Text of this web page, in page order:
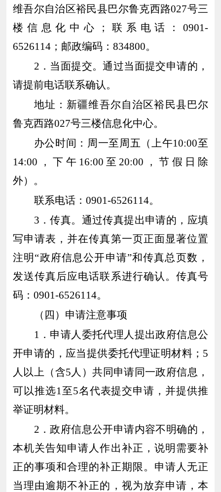
维吾尔自治区裕民县巴尔鲁克西路027号三
楼 信息化中心 ；联系电话： 0901-
6526114 ；邮政编码：834800。
2．当面提交。通过当面提交申请的，
请提前电话联系确认。
地址： 新疆维吾尔自治区裕民县巴尔
鲁克西路027号三楼信息化中心。
办公时间：周一至周五（上午10:00至
14:00，下午16:00至20:00，节假日除
外）。
联系电话： 0901-6526114。
3．传真。通过传真提出申请的，应填
写申请表，并在传真第一页正面显著位置
注明“政府信息公开申请”和传真总页数，
发送传真后应电话联系进行确认。传真号
码：0901-6526114。
（四）申请注意事项
1．申请人委托代理人提出政府信息公
开申请的，应当提供委托代理证明材料；5
人以上（含5人）共同申请同一政府信息，
可以推选1至5名代表提交申请，并提供推
举证明材料。
2．政府信息公开申请内容不明确的，
本机关告知申请人作出补正，说明需要补
正的事项和合理的补正期限。申请人无正
当理由逾期不补正的，视为放弃申请，本